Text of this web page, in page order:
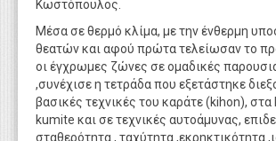
Κωστόπουλος.
Μέσα σε θερμό κλίμα, με την ένθερμη
θεατών και αφού πρώτα τελείωσαν το
οι έγχρωμες ζώνες σε ομαδικές
,συνέχισε η τετράδα που εξετάστηκε
βασικές τεχνικές του καράτε (kihon), στα
kumite και σε τεχνικές αυτοάμυνας,
σταθερότητα , ταχύτητα ,εκρηκτικότητα